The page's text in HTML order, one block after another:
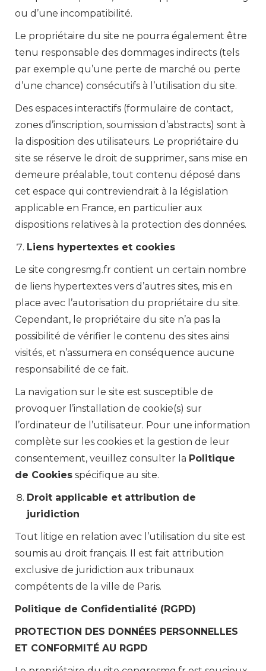
ou d’une incompatibilité.
Le propriétaire du site ne pourra également être
tenu responsable des dommages indirects (tels
par exemple qu’une perte de marché ou perte
d’une chance) consécutifs à l’utilisation du site.
Des espaces interactifs (formulaire de contact,
zones d’inscription, soumission d’abstracts) sont à
la disposition des utilisateurs. Le propriétaire du
site se réserve le droit de supprimer, sans mise en
demeure préalable, tout contenu déposé dans
cet espace qui contreviendrait à la législation
applicable en France, en particulier aux
dispositions relatives à la protection des données.
Liens hypertextes et cookies
Le site congresmg.fr contient un certain nombre
de liens hypertextes vers d’autres sites, mis en
place avec l’autorisation du propriétaire du site.
Cependant, le propriétaire du site n’a pas la
possibilité de vérifier le contenu des sites ainsi
visités, et n’assumera en conséquence aucune
responsabilité de ce fait.
La navigation sur le site est susceptible de
provoquer l’installation de cookie(s) sur
l’ordinateur de l’utilisateur. Pour une information
complète sur les cookies et la gestion de leur
consentement, veuillez consulter la Politique
de Cookies spécifique au site.
Droit applicable et attribution de
juridiction
Tout litige en relation avec l’utilisation du site est
soumis au droit français. Il est fait attribution
exclusive de juridiction aux tribunaux
compétents de la ville de Paris.
Politique de Confidentialité (RGPD)
PROTECTION DES DONNÉES PERSONNELLES
ET CONFORMITÉ AU RGPD